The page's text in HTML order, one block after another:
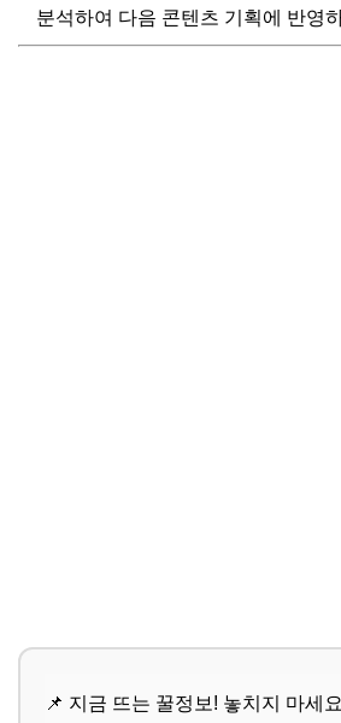
분석하여 다음 콘텐츠 기획에 반영
📌 지금 뜨는 꿀정보! 놓치지 마세요